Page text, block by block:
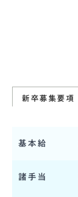
新卒募集要項
基本給
諸手当